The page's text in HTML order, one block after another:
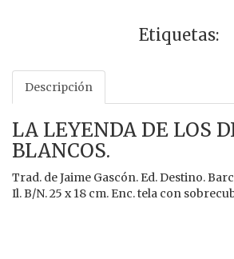
Etiquetas:
Descripción
LA LEYENDA DE LOS
BLANCOS.
Trad. de Jaime Gascón. Ed. Destino.
Il. B/N. 25 x 18 cm. Enc. tela con